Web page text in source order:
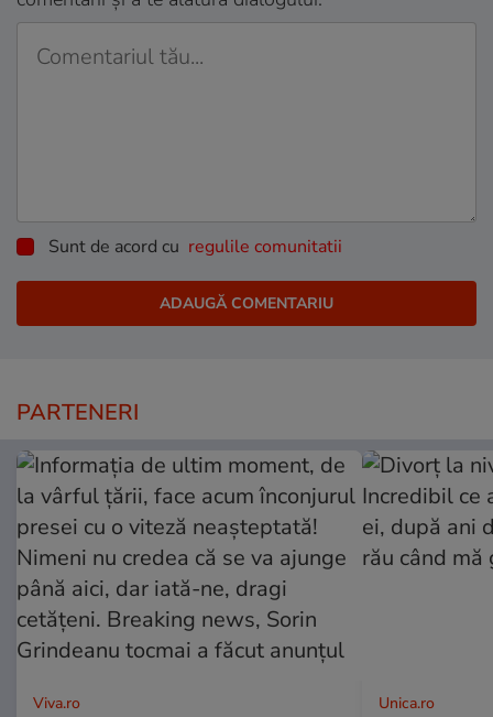
Sunt de acord cu regulile comunitatii
PARTENERI
Viva.ro Unica.ro